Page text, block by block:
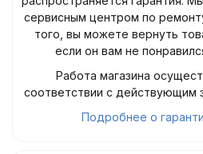
сервисным центром по
того, вы можете вернуть
если он вам не
Работа магазина
соответствии с действующим
Подробнее о